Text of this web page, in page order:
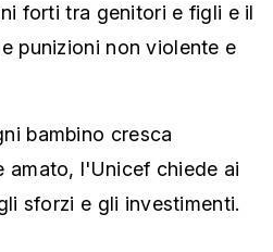
forti tra genitori e figli e il
punizioni non violente e
bambino cresca
amato, l'Unicef chiede ai
sforzi e gli investimenti.